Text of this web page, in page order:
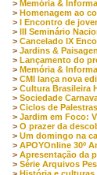
> Memória &
> Homenagem ao
> I Encontro de
> III Seminário
> Cancelado IX
> Jardins &
> Lançamento do
> Memória &
> CMI lança nova
> Cultura Brasileira
> Sociedade
> Ciclos de
> Jardim em Foco:
> O prazer da
> Um domingo na
> APOYOnline 30º
> Apresentação da
> Série Arquivos
> História e culturas